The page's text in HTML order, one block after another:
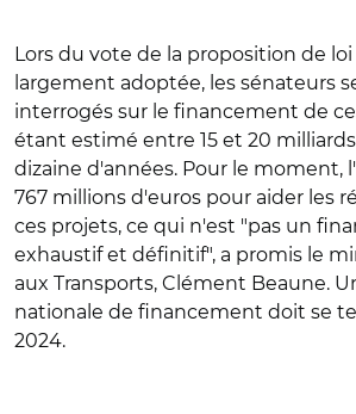
Lors du vote de la proposition de
largement adoptée, les sénateurs
interrogés sur le financement de
étant estimé entre 15 et 20
dizaine d'années. Pour le moment,
767 millions d'euros pour aider les
ces projets, ce qui n'est "pas un
exhaustif et définitif", a promis le
aux Transports, Clément Beaune.
nationale de financement doit se
2024.